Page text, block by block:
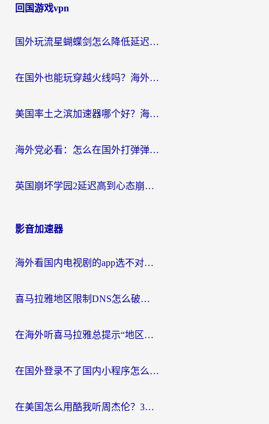
回国游戏vpn
国外玩流星蝴蝶剑怎么降低延迟？海外党必看的加速秘籍（含欧洲鸣潮&彩虹岛优化攻略）
在国外也能玩穿越火线吗？海外玩家国服游戏畅玩终极指南
美国率土之滨加速器哪个好？海外党国服游戏畅玩终极指南（附多游戏解决方案）
海外党必看：怎么在国外打弹弹堂不卡？番茄加速器亲测指南
英国崩坏学园2延迟高到心态崩？海外党国服游戏加速终极指南
影音加速器
海外看国内电视剧的app选不对？这份回国加速器避坑指南帮你流畅追剧
喜马拉雅地区限制DNS怎么破？海外党听国内音乐听书的终极解决方案
在海外听喜马拉雅总提示“地区限制”？3步轻松解除+听国内音乐全攻略
在国外登录不了国内小程序怎么办？选对回国加速器，轻松解锁国内资源
在美国怎么用酷我听周杰伦？3步搞定海外听歌难题